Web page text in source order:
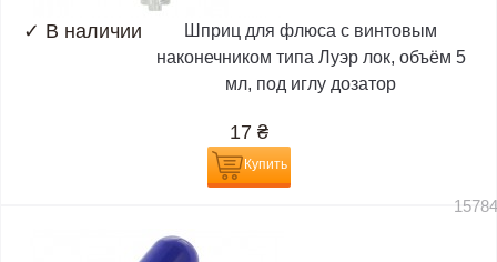
✓ В наличии
Шприц для флюса с винтовым
наконечником типа Луэр лок, объём 5
мл, под иглу дозатор
17 ₴
Купить